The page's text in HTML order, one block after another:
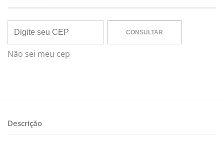
CONSULTAR
Não sei meu cep
Descrição